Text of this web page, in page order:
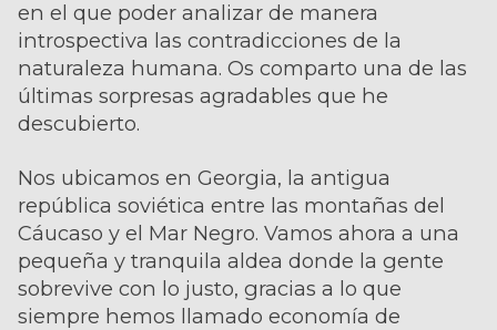
en el que poder analizar de manera
introspectiva las contradicciones de la
naturaleza humana. Os comparto una de las
últimas sorpresas agradables que he
descubierto.
Nos ubicamos en Georgia, la antigua
república soviética entre las montañas del
Cáucaso y el Mar Negro. Vamos ahora a una
pequeña y tranquila aldea donde la gente
sobrevive con lo justo, gracias a lo que
siempre hemos llamado economía de